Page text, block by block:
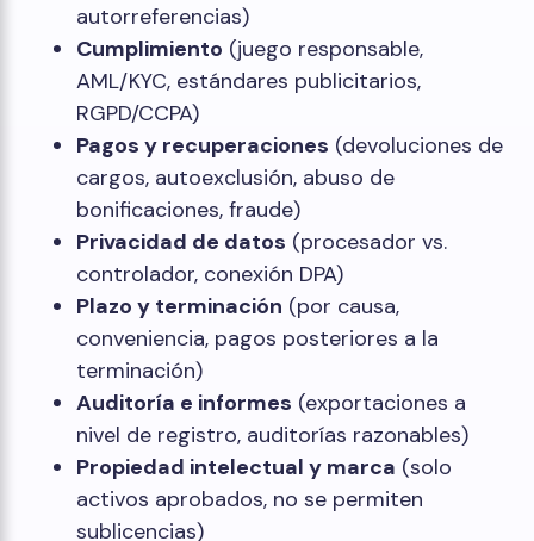
autorreferencias)
Cumplimiento (juego responsable,
AML/KYC, estándares publicitarios,
RGPD/CCPA)
Pagos y recuperaciones (devoluciones de
cargos, autoexclusión, abuso de
bonificaciones, fraude)
Privacidad de datos (procesador vs.
controlador, conexión DPA)
Plazo y terminación (por causa,
conveniencia, pagos posteriores a la
terminación)
Auditoría e informes (exportaciones a
nivel de registro, auditorías razonables)
Propiedad intelectual y marca (solo
activos aprobados, no se permiten
sublicencias)